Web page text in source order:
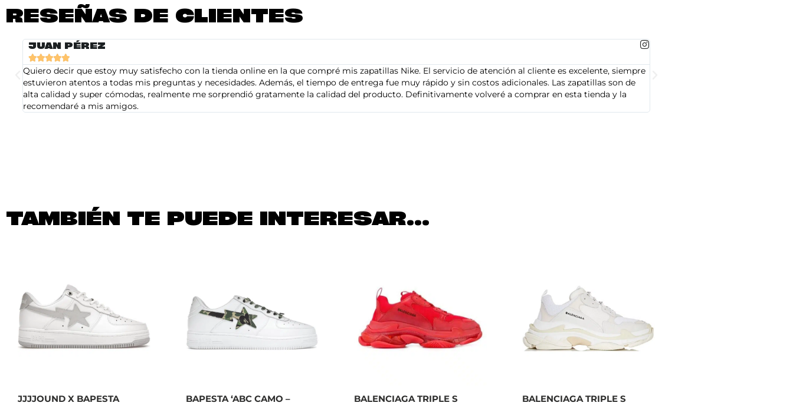
RESEÑAS DE CLIENTES
JUAN PÉREZ

Quiero decir que estoy muy satisfecho con la tienda online en la que compré mis zapatillas Nike. El servicio de atención al cliente es excelente, siempre
estuvieron atentos a todas mis preguntas y necesidades. Además, el tiempo de entrega fue muy rápido y sin costos adicionales. Las zapatillas son de
alta calidad y super cómodas, realmente me sorprendió gratamente la calidad del producto. Definitivamente volveré a comprar en esta tienda y la
recomendaré a mis amigos.
TAMBIÉN TE PUEDE INTERESAR...
JJJJOUND X BAPESTA BAPESTA ‘ABC CAMO – BALENCIAGA TRIPLE S BALENCIAGA TRIPLE S